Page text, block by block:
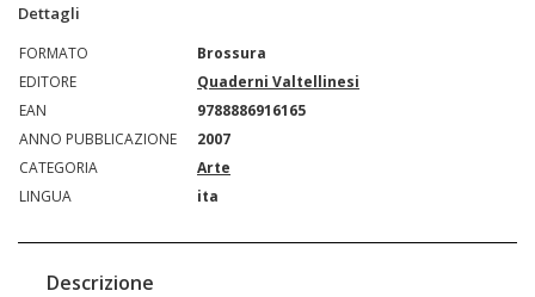
Dettagli
FORMATO
Brossura
EDITORE
Quaderni Valtellinesi
EAN
9788886916165
ANNO PUBBLICAZIONE
2007
CATEGORIA
Arte
LINGUA
ita
Descrizione